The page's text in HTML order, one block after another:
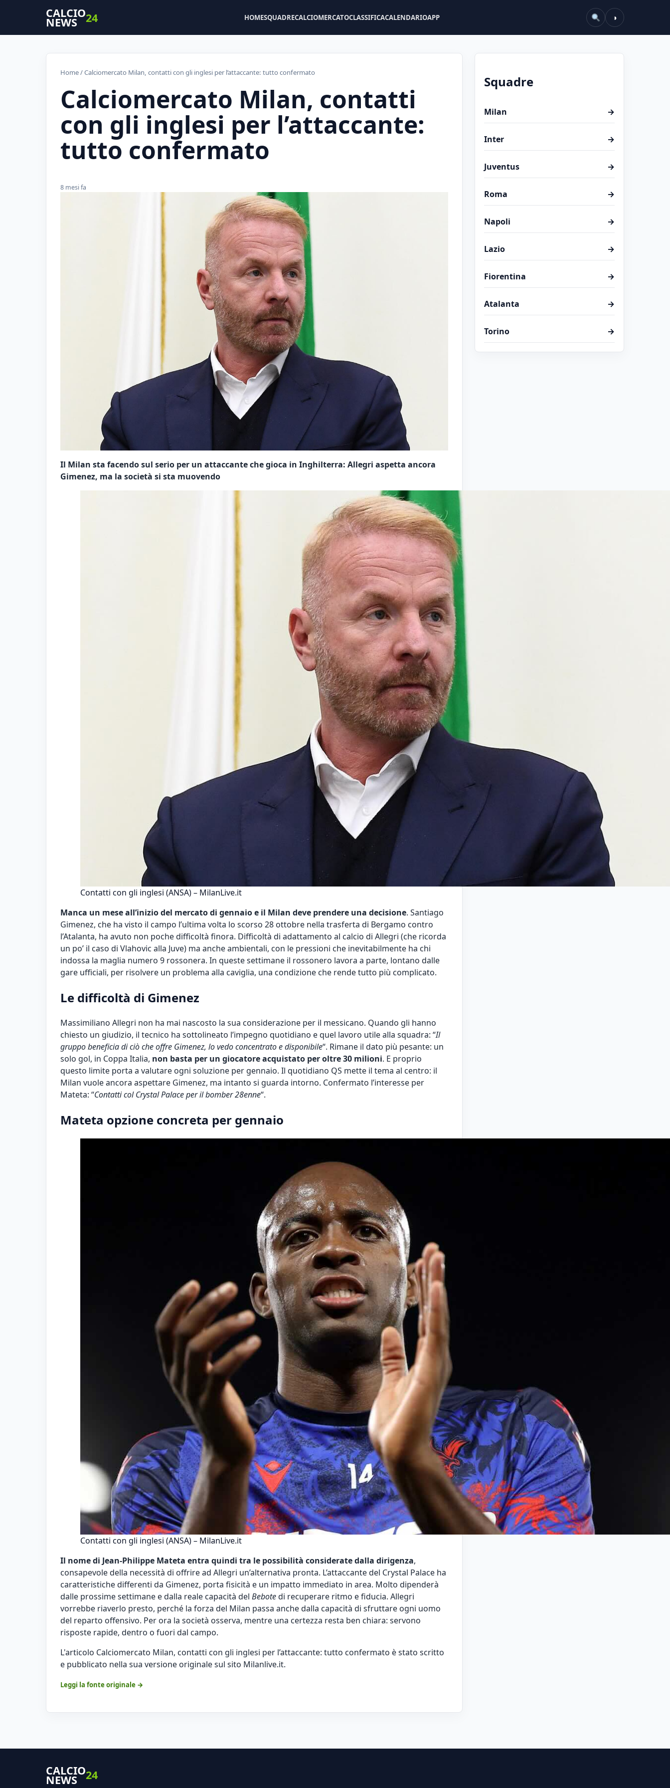
CALCIO
NEWS 24 HOMESQUADRECALCIOMERCATOCLASSIFICACALENDARIOAPP ◑
Home/ Calciomercato Milan, contatti con gli inglesi per l’attaccante: tutto confermato
Calciomercato Milan, contatti
con gli inglesi per l’attaccante:
tutto confermato
8 mesi fa
Il Milan sta facendo sul serio per un attaccante che gioca in Inghilterra: Allegri aspetta ancora
Gimenez, ma la società si sta muovendo
Contatti con gli inglesi (ANSA) – MilanLive.it
Manca un mese all’inizio del mercato di gennaio e il Milan deve prendere una decisione. Santiago
Gimenez, che ha visto il campo l’ultima volta lo scorso 28 ottobre nella trasferta di Bergamo contro
l’Atalanta, ha avuto non poche difficoltà finora. Difficoltà di adattamento al calcio di Allegri (che ricorda
un po’ il caso di Vlahovic alla Juve) ma anche ambientali, con le pressioni che inevitabilmente ha chi
indossa la maglia numero 9 rossonera. In queste settimane il rossonero lavora a parte, lontano dalle
gare ufficiali, per risolvere un problema alla caviglia, una condizione che rende tutto più complicato.
Le difficoltà di Gimenez
Massimiliano Allegri non ha mai nascosto la sua considerazione per il messicano. Quando gli hanno
chiesto un giudizio, il tecnico ha sottolineato l’impegno quotidiano e quel lavoro utile alla squadra: “Il
gruppo beneficia di ciò che offre Gimenez, lo vedo concentrato e disponibile“. Rimane il dato più pesante: un
solo gol, in Coppa Italia, non basta per un giocatore acquistato per oltre 30 milioni. E proprio
questo limite porta a valutare ogni soluzione per gennaio. Il quotidiano QS mette il tema al centro: il
Milan vuole ancora aspettare Gimenez, ma intanto si guarda intorno. Confermato l’interesse per
Mateta: “Contatti col Crystal Palace per il bomber 28enne“.
Mateta opzione concreta per gennaio
Contatti con gli inglesi (ANSA) – MilanLive.it
Il nome di Jean-Philippe Mateta entra quindi tra le possibilità considerate dalla dirigenza,
consapevole della necessità di offrire ad Allegri un’alternativa pronta. L’attaccante del Crystal Palace ha
caratteristiche differenti da Gimenez, porta fisicità e un impatto immediato in area. Molto dipenderà
dalle prossime settimane e dalla reale capacità del Bebotedi recuperare ritmo e fiducia. Allegri
vorrebbe riaverlo presto, perché la forza del Milan passa anche dalla capacità di sfruttare ogni uomo
del reparto offensivo. Per ora la società osserva, mentre una certezza resta ben chiara: servono
risposte rapide, dentro o fuori dal campo.
L'articolo Calciomercato Milan, contatti con gli inglesi per l’attaccante: tutto confermato è stato scritto
e pubblicato nella sua versione originale sul sito Milanlive.it.
Leggi la fonte originale →
Squadre
Milan →
Inter →
Juventus →
Roma →
Napoli →
Lazio →
Fiorentina →
Atalanta →
Torino →
CALCIO
NEWS 24